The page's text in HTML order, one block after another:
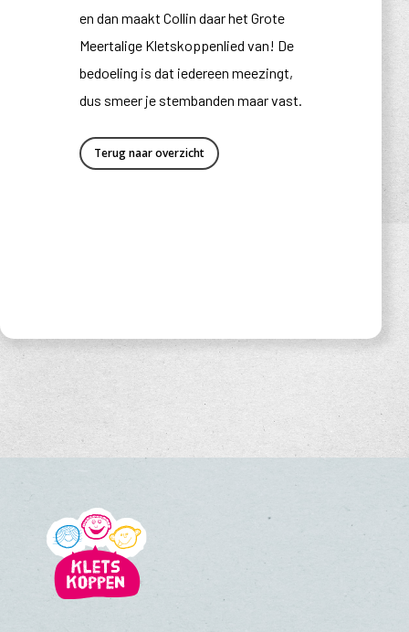
en dan maakt Collin daar het Grote
Meertalige Kletskoppenlied van! De
bedoeling is dat iedereen meezingt,
dus smeer je stembanden maar vast.
Terug naar overzicht